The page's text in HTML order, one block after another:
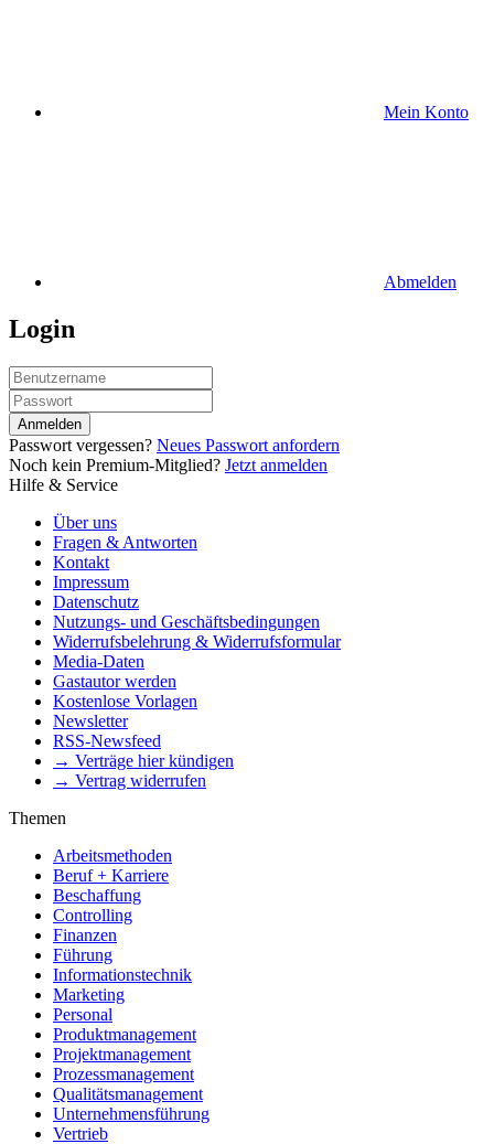
Mein Konto
Abmelden
Login
Anmelden
Passwort vergessen? Neues Passwort anfordern
Noch kein Premium-Mitglied? Jetzt anmelden
Hilfe & Service
Über uns
Fragen & Antworten
Kontakt
Impressum
Datenschutz
Nutzungs- und Geschäftsbedingungen
Widerrufsbelehrung & Widerrufsformular
Media-Daten
Gastautor werden
Kostenlose Vorlagen
Newsletter
RSS-Newsfeed
→ Verträge hier kündigen
→ Vertrag widerrufen
Themen
Arbeitsmethoden
Beruf + Karriere
Beschaffung
Controlling
Finanzen
Führung
Informationstechnik
Marketing
Personal
Produktmanagement
Projektmanagement
Prozessmanagement
Qualitätsmanagement
Unternehmensführung
Vertrieb